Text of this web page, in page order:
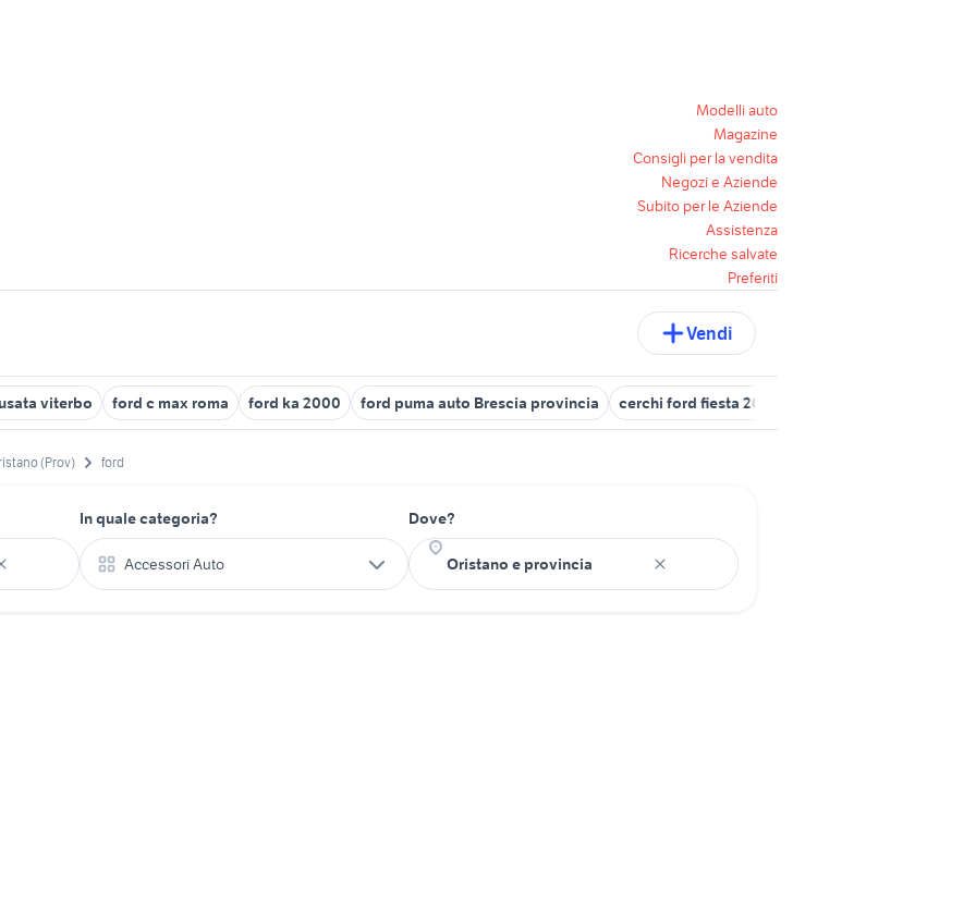
Modelli auto
Magazine
Consigli per la vendita
Negozi e Aziende
Subito per le Aziende
Assistenza
Ricerche salvate
Preferiti
Vendi
viterbo ford c max roma ford ka 2000 ford puma auto Brescia provincia cerchi ford fiesta 2009 accessori auto
(Prov) ford
In quale categoria?
Accessori Auto
Dove?